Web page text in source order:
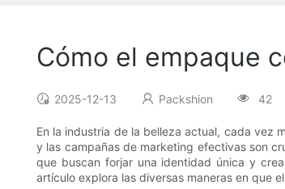
Cómo el empaque
2025-12-13 Packshion 42
En la industria de la belleza actual, cada vez
y las campañas de marketing efectivas son
que buscan forjar una identidad única y
artículo explora las diversas maneras en que